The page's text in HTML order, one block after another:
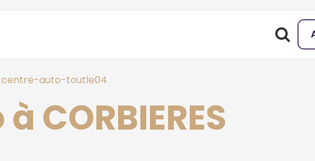
centre-auto-toutle04
CORBIERES